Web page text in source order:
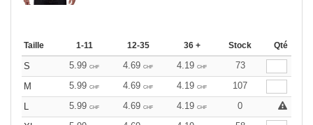
Taille 1-11 12-35 36 + Stock Qté
S 5.99 CHF 4.69 CHF 4.19 CHF
73
M
5.99 CHF 4.69 CHF 4.19 CHF
107
L
5.99 CHF 4.69 CHF 4.19 CHF
0